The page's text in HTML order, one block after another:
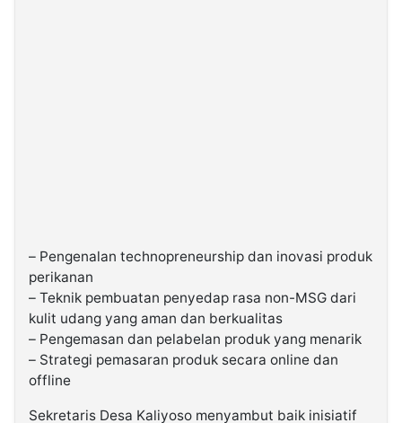
– Pengenalan technopreneurship dan inovasi produk
perikanan
– Teknik pembuatan penyedap rasa non-MSG dari
kulit udang yang aman dan berkualitas
– Pengemasan dan pelabelan produk yang menarik
– Strategi pemasaran produk secara online dan
offline
Sekretaris Desa Kaliyoso menyambut baik inisiatif